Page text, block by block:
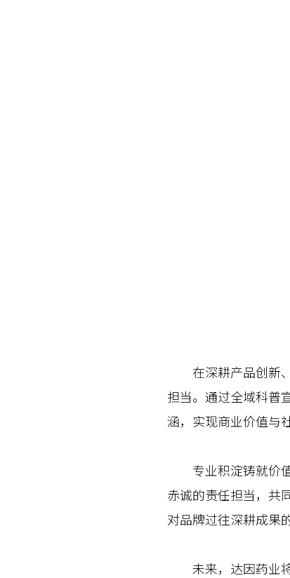
在深耕产品创新、
担当。通过全域科普
涵，实现商业价值与
专业积淀铸就价值
赤诚的责任担当，共
对品牌过往深耕成果
未来，达因药业将